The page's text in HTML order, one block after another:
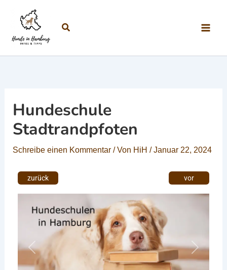
Suchen
Hundeschule
Stadtrandpfoten
Schreibe einen Kommentar / Von HiH /Januar 22, 2024
Vorheriges